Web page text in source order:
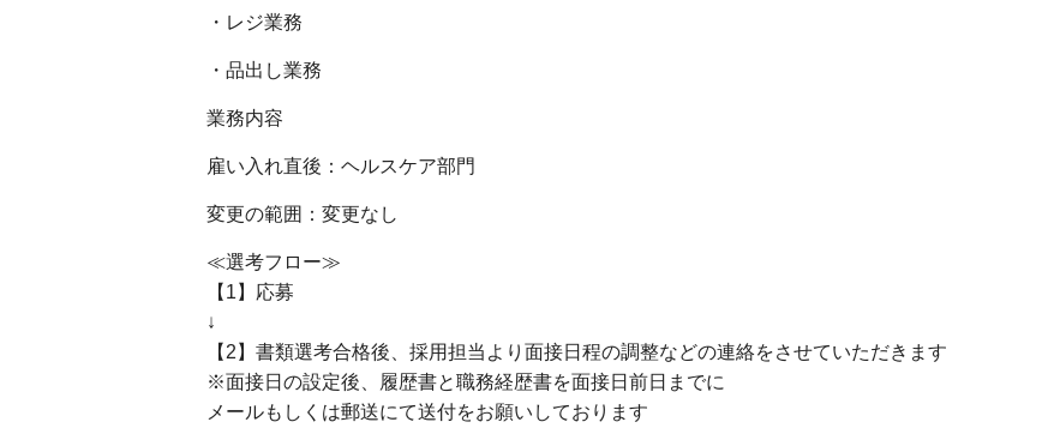
・レジ業務
・品出し業務
業務内容
雇い入れ直後：ヘルスケア部門
変更の範囲：変更なし
≪選考フロー≫
【1】応募
↓
【2】書類選考合格後、採用担当より面接日程の調整などの連絡をさせていただきます
※面接日の設定後、履歴書と職務経歴書を面接日前日までに
メールもしくは郵送にて送付をお願いしております